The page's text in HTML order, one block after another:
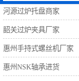
河源过炉托盘商家
韶关过炉夹具厂家
惠州手持式螺丝机厂家
惠州NSK轴承进货